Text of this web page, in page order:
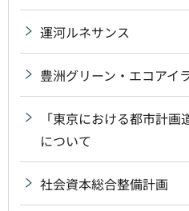
運河ルネサンス
豊洲グリーン・エコアイ
「東京における都市計
について
社会資本総合整備計画